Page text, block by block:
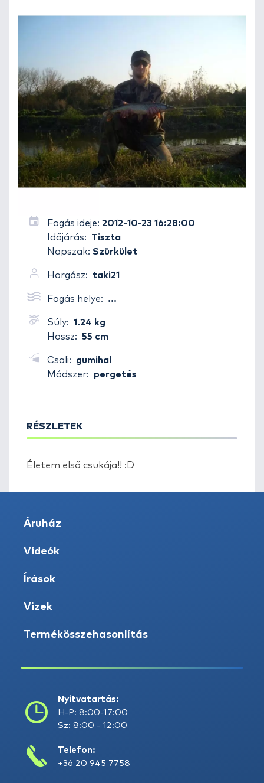
Fogás ideje: 2012-10-23 16:28:00
Időjárás:
Tiszta
Napszak: Szürkület
Horgász: taki21
Fogás helye: ...
Súly: 1.24 kg
Hossz: 55 cm
Csali:
gumihal
Módszer:
pergetés
RÉSZLETEK
Életem első csukája!! :D
Áruház
Videók
Írások
Vizek
Termékösszehasonlítás
Nyitvatartás:
H-P: 8:00-17:00
Sz: 8:00 - 12:00
Telefon:
+36 20 945 7758